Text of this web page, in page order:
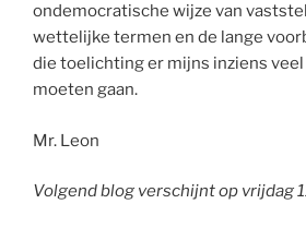
ondemocratische wijze van
wettelijke termen en de lange
die toelichting er mijns inziens
moeten gaan.
Mr. Leon
Volgend blog verschijnt op vrijdag